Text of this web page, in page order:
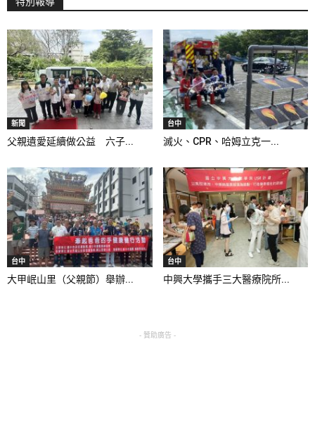
新聞
父親遺愛延續做公益 六子...
台中
滅火、CPR、哈姆立克一...
台中
大甲岷山里（父親節）舉辦...
台中
中興大學攜手三大醫療院所...
- 贊助廣告 -